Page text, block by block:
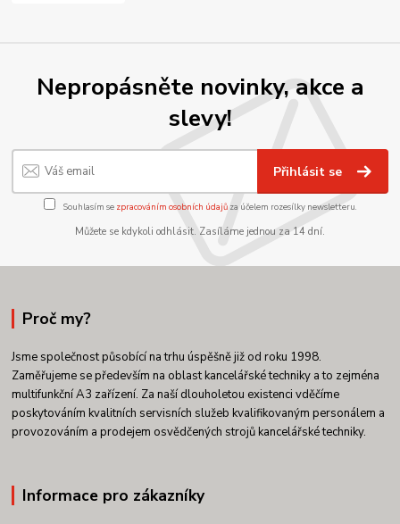
Nepropásněte novinky, akce a
slevy!
Přihlásit se
Souhlasím se zpracováním osobních údajůza účelem rozesílky newsletteru.
Můžete se kdykoli odhlásit. Zasíláme jednou za 14 dní.
Proč my?
Jsme společnost působící na trhu úspěšně již od roku 1998.
Zaměřujeme se především na oblast kancelářské techniky a to zejména
multifunkční A3 zařízení. Za naší dlouholetou existenci vděčíme
poskytováním kvalitních servisních služeb kvalifikovaným personálem a
provozováním a prodejem osvědčených strojů kancelářské techniky.
Informace pro zákazníky